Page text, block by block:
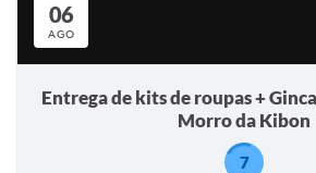
06
AGO
Entrega de kits de roupas +
Morro da Kibon
7